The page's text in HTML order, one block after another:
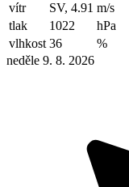
vítr
SV, 4.91 m/s
tlak
1022
hPa
vlhkost 36
%
neděle 9. 8. 2026